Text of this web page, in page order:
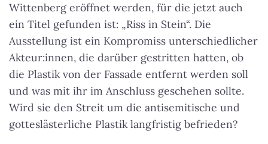
Wittenberg eröffnet werden, für die jetzt auch
ein Titel gefunden ist: „Riss in Stein“. Die
Ausstellung ist ein Kompromiss unterschiedlicher
Akteur:innen, die darüber gestritten hatten, ob
die Plastik von der Fassade entfernt werden soll
und was mit ihr im Anschluss geschehen sollte.
Wird sie den Streit um die antisemitische und
gotteslästerliche Plastik langfristig befrieden?